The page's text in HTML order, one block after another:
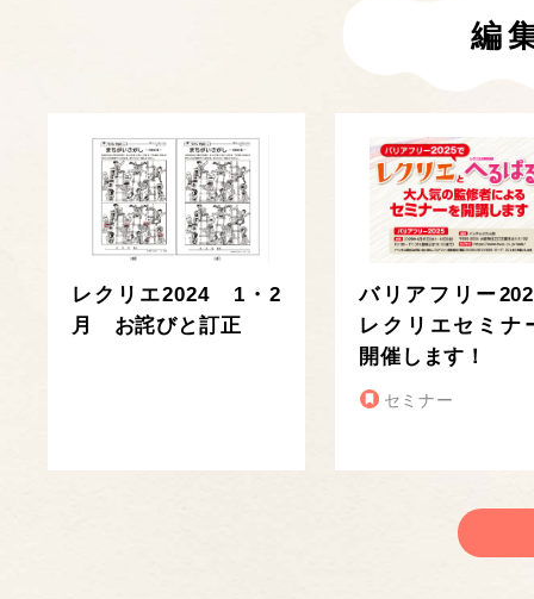
編
レクリエ2024 1・2
月 お詫びと訂正
バリアフリー
レクリエセミナ
開催します！
セミナー